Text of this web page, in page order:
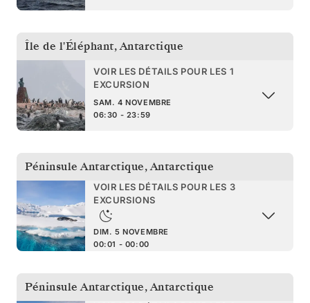
Île de l'Éléphant,Antarctique
VOIR LES DÉTAILS POUR LES 1
EXCURSION
SAM. 4 NOVEMBRE
06:30 - 23:59
Péninsule Antarctique,Antarctique
VOIR LES DÉTAILS POUR LES 3
EXCURSIONS
DIM. 5 NOVEMBRE
00:01 - 00:00
Péninsule Antarctique,Antarctique